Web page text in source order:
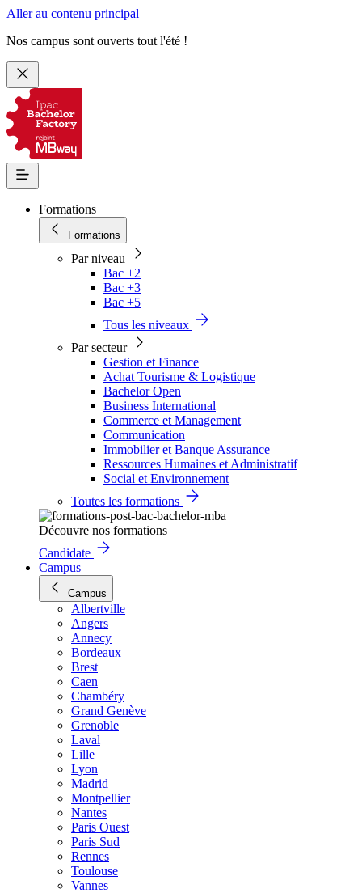
Aller au contenu principal
Nos campus sont ouverts tout l'été !
Formations
Formations
Par niveau
Bac +2
Bac +3
Bac +5
Tous les niveaux
Par secteur
Gestion et Finance
Achat Tourisme & Logistique
Bachelor Open
Business International
Commerce et Management
Communication
Immobilier et Banque Assurance
Ressources Humaines et Administratif
Social et Environnement
Toutes les formations
Découvre nos formations
Candidate
Campus
Campus
Albertville
Angers
Annecy
Bordeaux
Brest
Caen
Chambéry
Grand Genève
Grenoble
Laval
Lille
Lyon
Madrid
Montpellier
Nantes
Paris Ouest
Paris Sud
Rennes
Toulouse
Vannes